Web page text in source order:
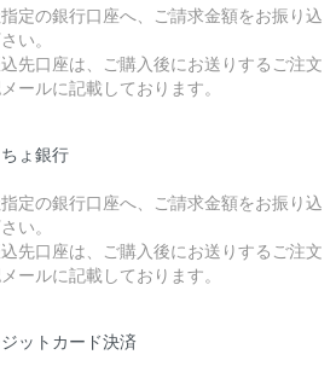
定の銀行口座へ、ご請求金額をお振り込
い。
先口座は、ご購入後にお送りするご注文
ールに記載しております。
ょ銀行
定の銀行口座へ、ご請求金額をお振り込
い。
先口座は、ご購入後にお送りするご注文
ールに記載しております。
ットカード決済